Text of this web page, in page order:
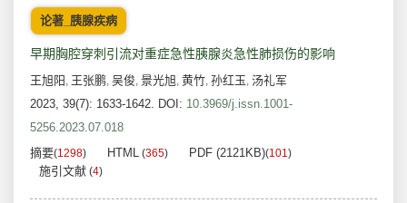
论著_胰腺疾病
早期胸腔穿刺引流对重症急性胰腺炎急性肺损伤的影响
王旭阳 , 王张鹏, 吴俊, 景光旭, 黄竹, 孙红玉, 汤礼军
2023, 39(7): 1633-1642. DOI: 10.3969/j.issn.1001-
5256.2023.07.018
摘要(1298) HTML (365) PDF (2121KB)(101)
施引文献 (4)